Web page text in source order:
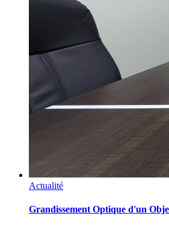
Actualité
Grandissement Optique d'un